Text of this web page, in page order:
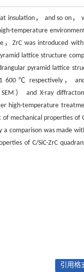
insulation， and so on，
temperature
，ZrC was introduced
lattice structure
pyramid lattice
600 ℃ respectively，
） and X-ray
high-temperature
mechanical properties of
a comparison was made
of C/SiC-ZrC
引用格